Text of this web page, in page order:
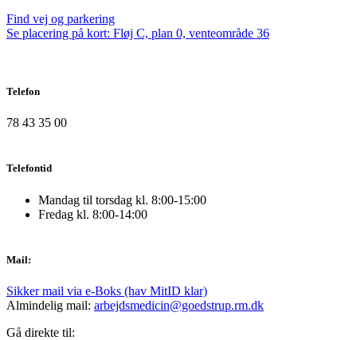
Find vej og parkering
Se placering på kort: Fløj C, plan 0, venteområde 36
Telefon
78 43 35 00
Telefontid
Mandag til torsdag kl. 8:00-15:00
Fredag kl. 8:00-14:00
Mail:
Sikker mail via e-Boks (hav MitID klar)
Almindelig mail: arbejdsmedicin@goedstrup.rm.dk
Gå direkte til: